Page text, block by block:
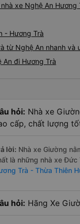
xe Nghệ An Hương
- Hương Trà
từ Nghệ An nhanh và
đi Hương Trà
hỏi: Nhà xe
cấp, chất lượng
lời: Nhà xe Giường
là những nhà xe Đức
Trà - Thừa Thiên
hỏi: Hãng Xe